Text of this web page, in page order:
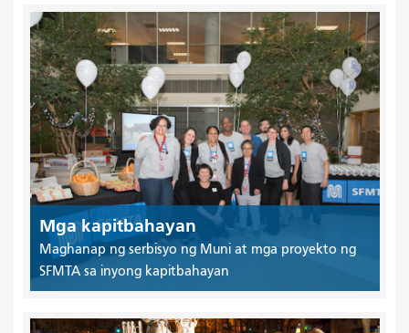
Mga kapitbahayan
Maghanap ng serbisyo ng Muni at mga proyekto ng
SFMTA sa inyong kapitbahayan